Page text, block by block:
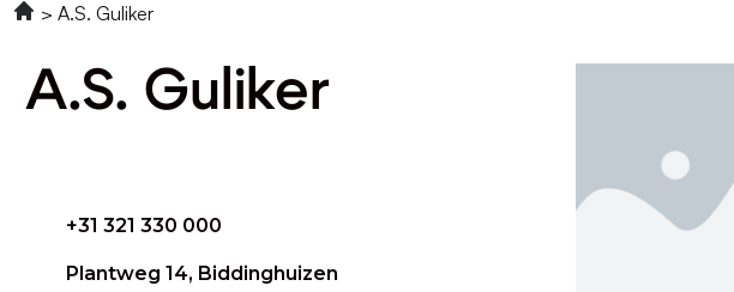
A.S. Guliker
A.S. Guliker
+31 321 330 000
Plantweg 14, Biddinghuizen